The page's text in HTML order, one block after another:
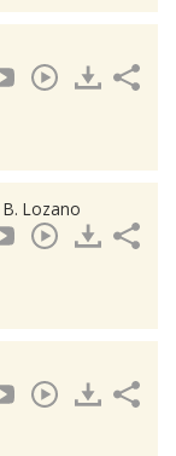
B. Lozano